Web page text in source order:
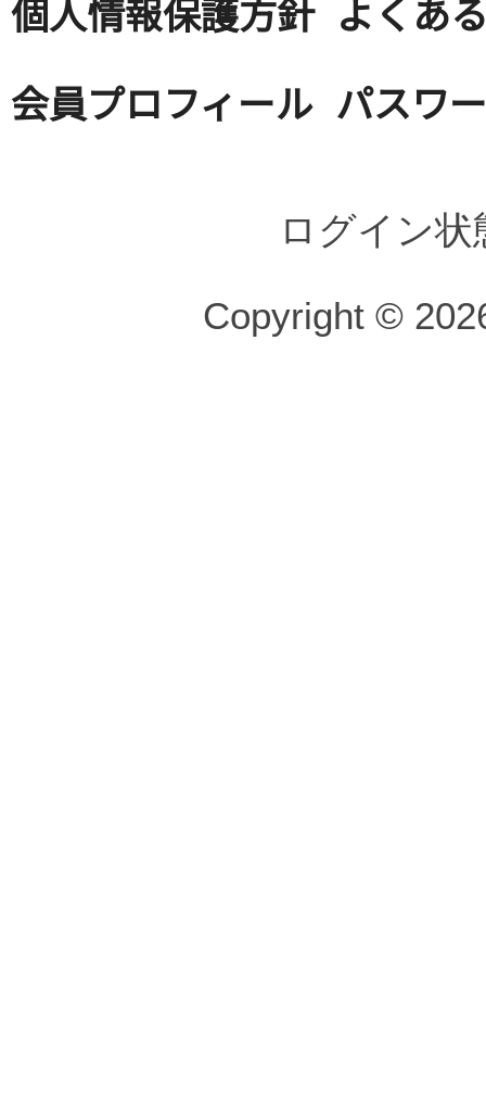
個人情報保護方針 よくあ
会員プロフィール パスワ
ログイン
Copyright ©